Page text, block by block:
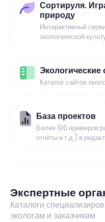
Сортируля.
природу
Интерактивный
экологической
Экологические
Каталог сайтов
База проектов
Более 100 примеров
отчёты и т.д.) в
Экспертные
Каталоги
экологам и заказчикам